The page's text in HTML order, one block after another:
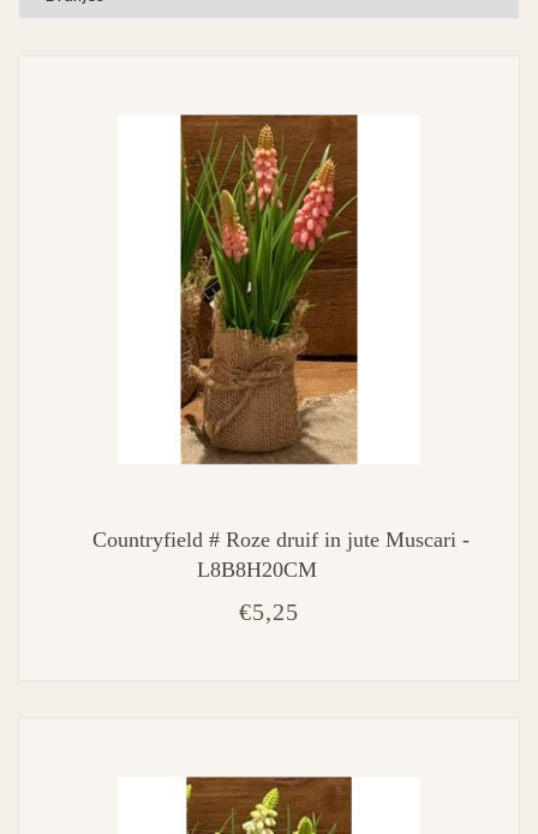
Countryfield # Roze druif in jute Muscari -
L8B8H20CM
€5,25